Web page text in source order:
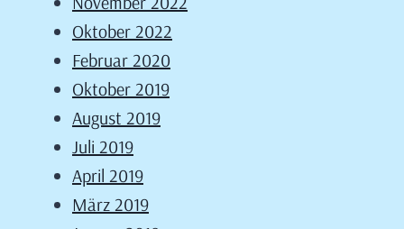
Oktober 2022
Februar 2020
Oktober 2019
August 2019
Juli 2019
April 2019
März 2019